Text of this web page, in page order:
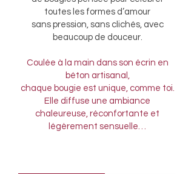
toutes les formes d’amour
sans pression, sans clichés, avec
beaucoup de douceur.
Coulée à la main dans son écrin en
béton artisanal,
chaque bougie est unique, comme toi.
Elle diffuse une ambiance
chaleureuse, réconfortante et
légèrement sensuelle…